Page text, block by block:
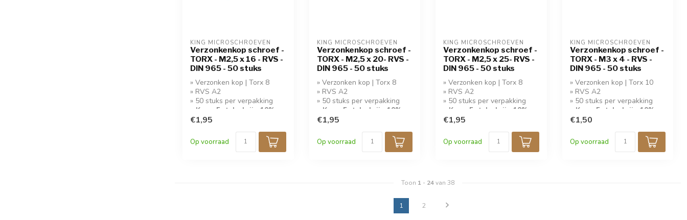
KING MICROSCHROEVEN
Verzonkenkop schroef -
TORX - M2,5 x 16 - RVS -
DIN 965 - 50 stuks
» Verzonken kop | Torx 8
» RVS A2
» 50 stuks per verpakking
» Koop 5 stuks krijg 10%
korting!
€1,95
Op voorraad
KING MICROSCHROEVEN
Verzonkenkop schroef -
TORX - M2,5 x 20- RVS -
DIN 965 - 50 stuks
» Verzonken kop | Torx 8
» RVS A2
» 50 stuks per verpakking
» Koop 5 stuks krijg 10%
korting!
€1,95
Op voorraad
KING MICROSCHROEVEN
Verzonkenkop schroef -
TORX - M2,5 x 25- RVS -
DIN 965 - 50 stuks
» Verzonken kop | Torx 8
» RVS A2
» 50 stuks per verpakking
» Koop 5 stuks krijg 10%
korting!
€1,95
Op voorraad
KING MICROSCHROEVEN
Verzonkenkop schroef -
TORX - M3 x 4 - RVS -
DIN 965 - 50 stuks
» Verzonken kop | Torx 10
» RVS A2
» 50 stuks per verpakking
» Koop 5 stuks krijg 10%
korting!
€1,50
Op voorraad
Toon 1 - 24van 38
1 2